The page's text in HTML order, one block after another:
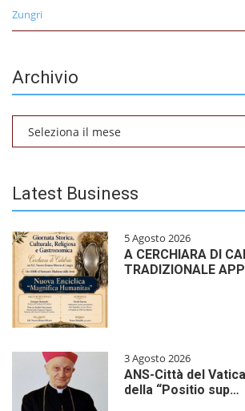
Zungri
Archivio
Latest Business
5 Agosto 2026
A CERCHIARA DI
TRADIZIONALE
3 Agosto 2026
ANS-Città del
della “Positio sup…